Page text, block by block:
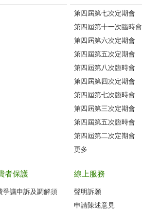
第四屆第七次定期會
第四屆第十一次臨時會
第四屆第六次定期會
第四屆第五次定期會
第四屆第八次臨時會
第四屆第四次定期會
第四屆第七次臨時會
第四屆第三次定期會
第四屆第五次臨時會
第四屆第二次定期會
更多
者保護
爭議申訴及調解須
線上服務
聲明訴願
申請陳述意見